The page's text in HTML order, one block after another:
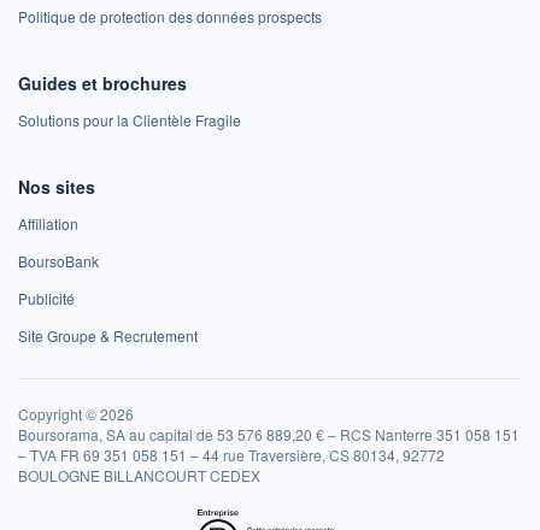
Politique de protection des données prospects
Guides et brochures
Solutions pour la Clientèle Fragile
Nos sites
Affiliation
BoursoBank
Publicité
Site Groupe & Recrutement
Copyright © 2026
Boursorama, SA au capital de 53 576 889,20 € – RCS Nanterre 351 058 151
– TVA FR 69 351 058 151 – 44 rue Traversière, CS 80134, 92772
BOULOGNE BILLANCOURT CEDEX